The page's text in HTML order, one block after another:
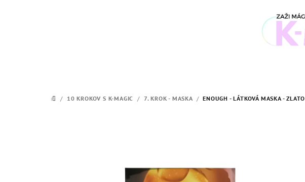
DOMOV
/ 10 KROKOV S K-MAGIC / 7. KROK - MASKA / ENOUGH - LÁTKOVÁ MASKA - ZLATO